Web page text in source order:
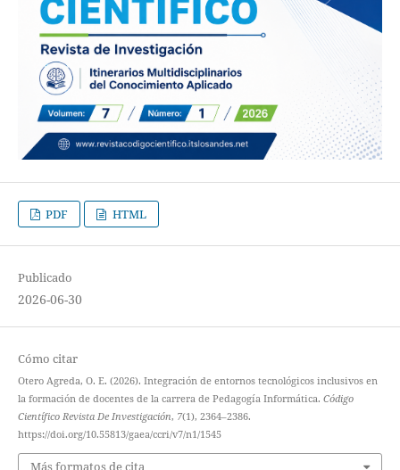
PDF HTML
Publicado
2026-06-30
Cómo citar
Otero Agreda, O. E. (2026). Integración de entornos tecnológicos inclusivos en
la formación de docentes de la carrera de Pedagogía Informática. Código
Científico Revista De Investigación, 7(1), 2364–2386.
https://doi.org/10.55813/gaea/ccri/v7/n1/1545
Más formatos de cita